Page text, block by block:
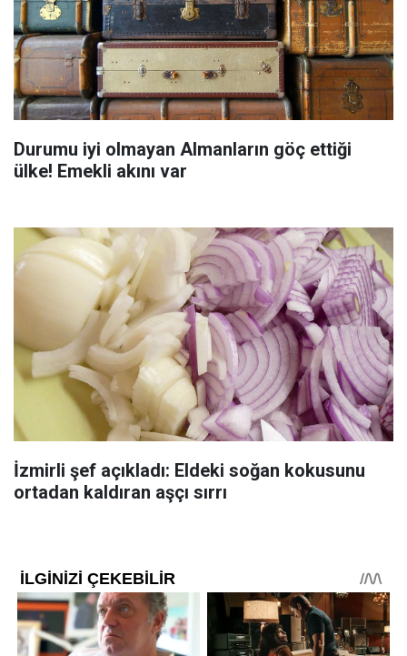
Durumu iyi olmayan Almanların göç ettiği
ülke! Emekli akını var
İzmirli şef açıkladı: Eldeki soğan kokusunu
ortadan kaldıran aşçı sırrı